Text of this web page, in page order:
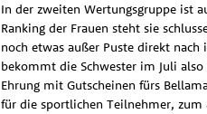
In der zweiten Wertungsgruppe ist
Ranking der Frauen steht sie
noch etwas außer Puste direkt
bekommt die Schwester im Juli
Ehrung mit Gutscheinen fürs
für die sportlichen Teilnehmer,